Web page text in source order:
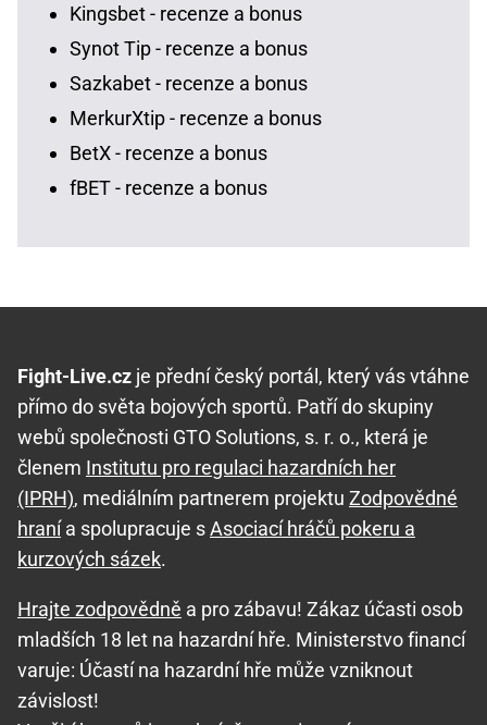
Kingsbet - recenze a bonus
Synot Tip - recenze a bonus
Sazkabet - recenze a bonus
MerkurXtip - recenze a bonus
BetX - recenze a bonus
fBET - recenze a bonus
Fight-Live.cz je přední český portál, který vás vtáhne
přímo do světa bojových sportů. Patří do skupiny
webů společnosti GTO Solutions, s. r. o., která je
členem Institutu pro regulaci hazardních her
(IPRH), mediálním partnerem projektu Zodpovědné
hranía spolupracuje sAsociací hráčů pokeru a
kurzových sázek.
Hrajte zodpovědně a pro zábavu! Zákaz účasti osob
mladších 18 let na hazardní hře. Ministerstvo financí
varuje: Účastí na hazardní hře může vzniknout
závislost!